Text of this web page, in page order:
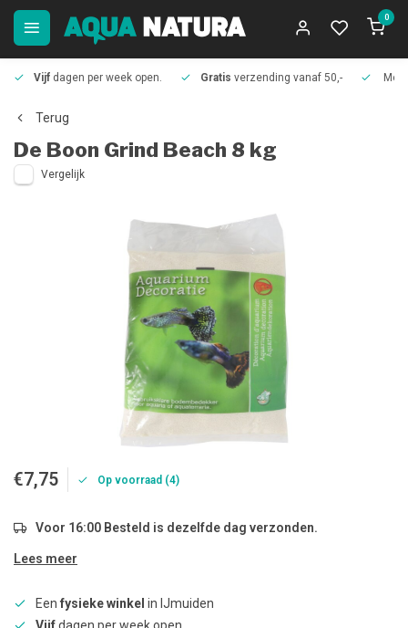
0
Vijf dagen per week open. Gratis verzending vanaf 50,-
Terug
De Boon Grind Beach 8 kg
Vergelijk
€7,75 Op voorraad (4)
Voor 16:00 Besteld is dezelfde dag verzonden.
Lees meer
Een fysieke winkel in IJmuiden